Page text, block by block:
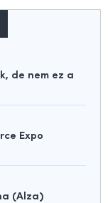
de nem ez a
Expo
(Alza)